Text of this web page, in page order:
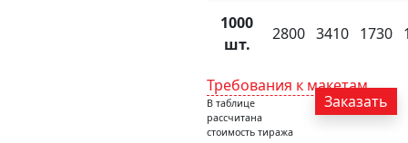
1000
шт.
2800 3410 1730
Требования к макетам
Заказать
В таблице
рассчитана
стоимость тиража